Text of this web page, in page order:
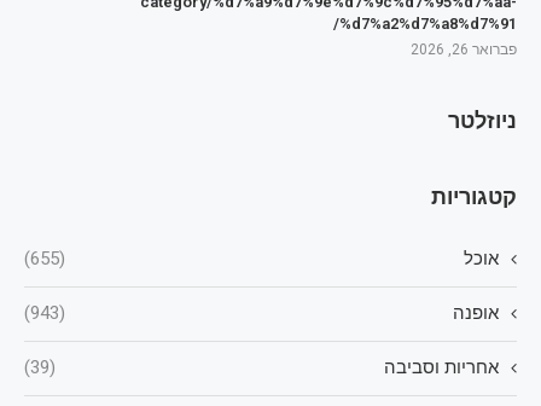
%d7%a2%d7%a8%d7%91/
פברואר 26, 2026
ניוזלטר
קטגוריות
אוכל (655)
אופנה (943)
אחריות וסביבה (39)